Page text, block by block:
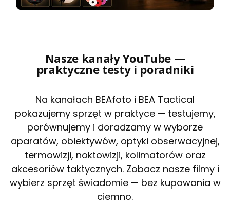
Nasze kanały YouTube —
praktyczne testy i poradniki
Na kanałach BEAfoto i BEA Tactical
pokazujemy sprzęt w praktyce — testujemy,
porównujemy i doradzamy w wyborze
aparatów, obiektywów, optyki obserwacyjnej,
termowizji, noktowizji, kolimatorów oraz
akcesoriów taktycznych. Zobacz nasze filmy i
wybierz sprzęt świadomie — bez kupowania w
ciemno.